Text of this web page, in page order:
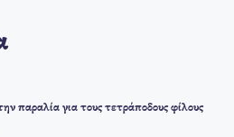
παραλία για τους τετράποδους φίλους